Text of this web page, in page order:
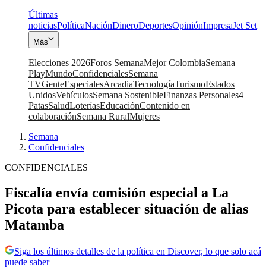
Últimas
noticiasPolíticaNaciónDineroDeportesOpiniónImpresaJet Set
Más
Elecciones 2026Foros SemanaMejor ColombiaSemana
PlayMundoConfidencialesSemana
TVGenteEspecialesArcadiaTecnologíaTurismoEstados
UnidosVehículosSemana SostenibleFinanzas Personales4
PatasSaludLoteríasEducaciónContenido en
colaboraciónSemana RuralMujeres
Semana|
Confidenciales
CONFIDENCIALES
Fiscalía envía comisión especial a La
Picota para establecer situación de alias
Matamba
Siga los últimos detalles de la política en Discover, lo que solo acá
puede saber